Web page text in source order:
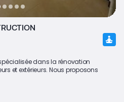
spécialisée dans la rénovation
et extérieurs. Nous proposons